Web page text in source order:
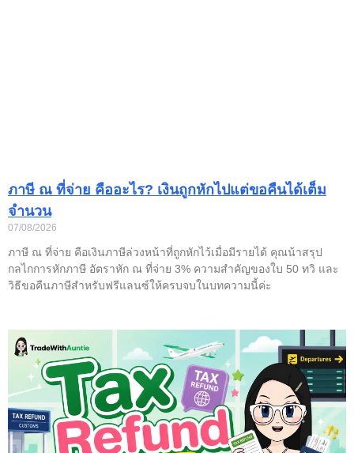
ภาษี ณ ที่จ่าย คืออะไร? เงินถูกหักไปแต่ขอคืนได้เต็ม
จำนวน
07/08/2026
ภาษี ณ ที่จ่าย คือเงินภาษีล่วงหน้าที่ถูกหักไว้เมื่อมีรายได้ คุณน้าสรุป
กลไกการหักภาษี อัตราหัก ณ ที่จ่าย 3% ความสำคัญของใบ 50 ทวิ และ
วิธีขอคืนภาษีสำหรับฟรีแลนซ์ให้ครบจบในบทความนี้ค่ะ